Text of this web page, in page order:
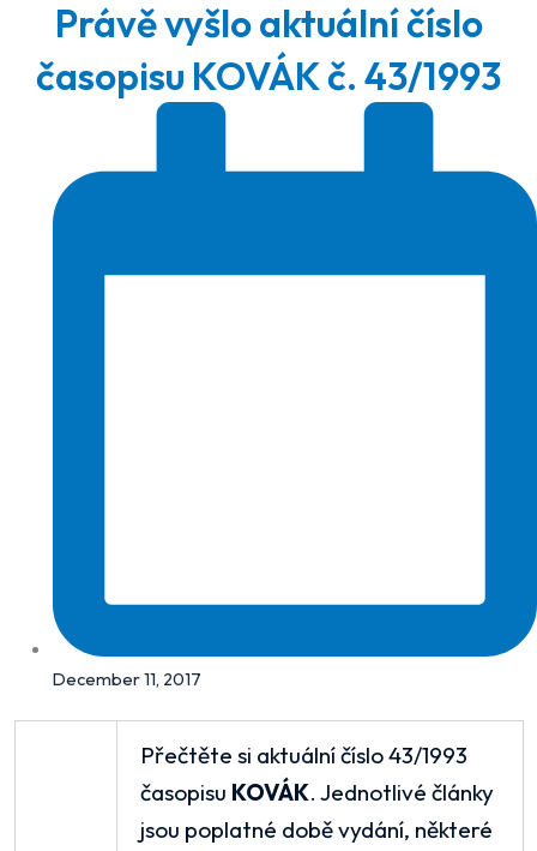
Právě vyšlo aktuální číslo
časopisu KOVÁK č. 43/1993
December 11, 2017
Přečtěte si aktuální číslo 43/1993
časopisu KOVÁK. Jednotlivé články
jsou poplatné době vydání, některé